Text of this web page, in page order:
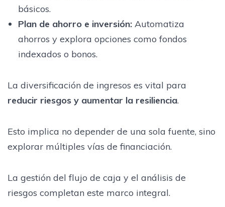
básicos.
Plan de ahorro e inversión:Automatiza
ahorros y explora opciones como fondos
indexados o bonos.
La diversificación de ingresos es vital para
reducir riesgos y aumentar la resiliencia.
Esto implica no depender de una sola fuente, sino
explorar múltiples vías de financiación.
La gestión del flujo de caja y el análisis de
riesgos completan este marco integral.